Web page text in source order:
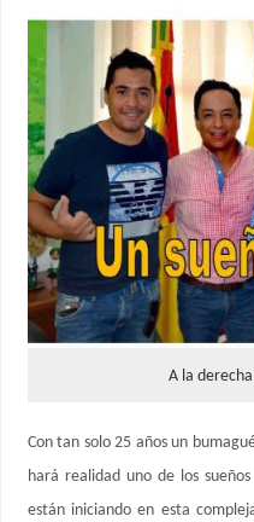
A la
Con tan solo 25 años un
hará realidad uno de los
están iniciando en esta